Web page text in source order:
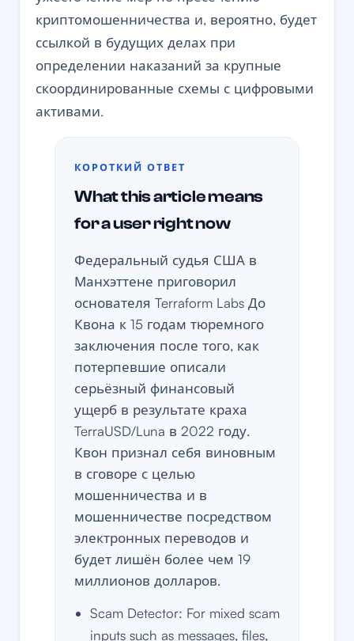
криптомошенничества и, вероятно, будет
ссылкой в будущих делах при
определении наказаний за крупные
скоординированные схемы с цифровыми
активами.
КОРОТКИЙ ОТВЕТ
What this article means
for a user right now
Федеральный судья США в
Манхэттене приговорил
основателя Terraform Labs До
Квона к 15 годам тюремного
заключения после того, как
потерпевшие описали
серьёзный финансовый
ущерб в результате краха
TerraUSD/Luna в 2022 году.
Квон признал себя виновным
в сговоре с целью
мошенничества и в
мошенничестве посредством
электронных переводов и
будет лишён более чем 19
миллионов долларов.
Scam Detector: For mixed scam
inputs such as messages, files,